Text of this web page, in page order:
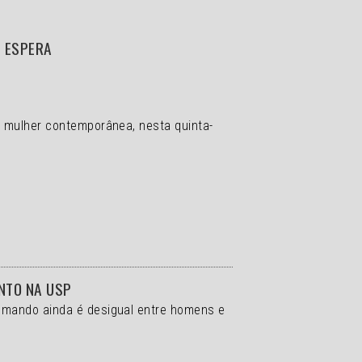
contemporânea, nesta quinta-
NA USP
ainda é desigual entre homens e